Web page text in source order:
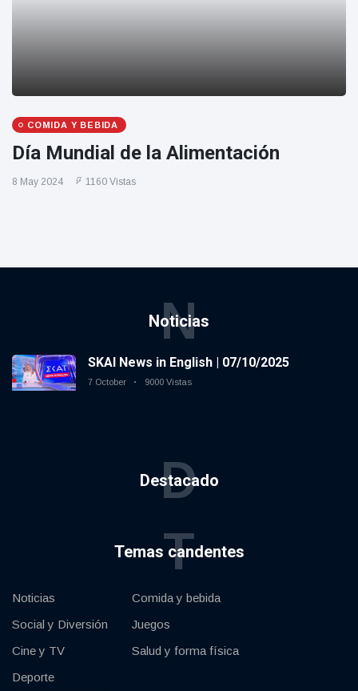
COMIDA Y BEBIDA
Día Mundial de la Alimentación
8 May 2024 1160 Vistas
Noticias
N
SKAI News in English | 07/10/2025
7 October 9000 Vistas
Destacado
D
Temas candentes
T
Noticias
Social y Diversión
Cine y TV
Deporte
Comida y bebida
Juegos
Salud y forma física